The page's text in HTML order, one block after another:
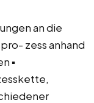
an die
zess anhand
▪